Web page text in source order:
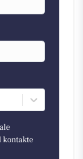
kontakte